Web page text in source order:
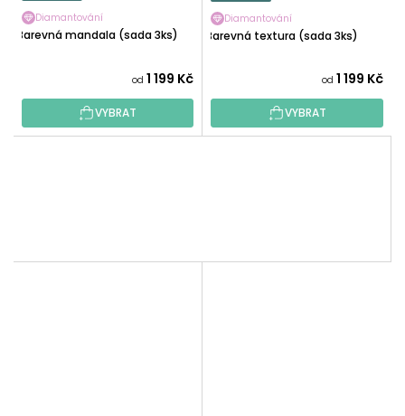
Diamantování
Barevná mandala (sada 3ks)
od 1 199 Kč
VYBRAT
Diamantování
Barevná textura (sada 3ks)
od 1 199 Kč
VYBRAT